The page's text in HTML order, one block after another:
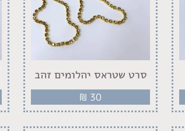
סרט שטראס יהלומים זהב
₪ 30